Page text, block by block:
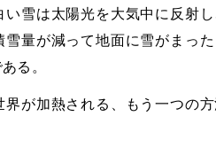
雪は太陽光を大気中に反射
雪量が減って地面に雪がまっ
る。
界が加熱される、もう一つの